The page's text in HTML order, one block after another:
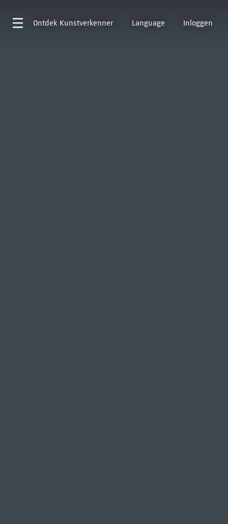
Ontdek Kunstverkenner Language Inloggen